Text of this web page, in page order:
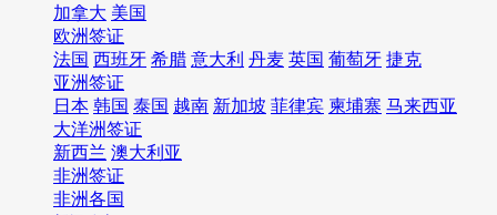
加拿大 美国
欧洲签证
法国 西班牙 希腊 意大利 丹麦 英国 葡萄牙 捷克
亚洲签证
日本 韩国 泰国 越南 新加坡 菲律宾 柬埔寨 马来西亚
大洋洲签证
新西兰 澳大利亚
非洲签证
非洲各国